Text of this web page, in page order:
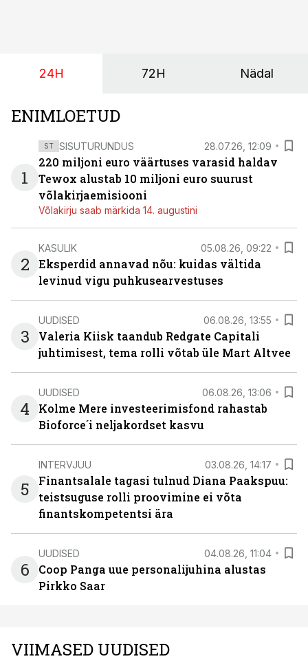
24H 72H Nädal
ENIMLOETUD
1
ST SISUTURUNDUS 28.07.26, 12:09
220 miljoni euro väärtuses varasid haldav
Tewox alustab 10 miljoni euro suurust
võlakirjaemisiooni
Võlakirju saab märkida 14. augustini
2
KASULIK 05.08.26, 09:22
Eksperdid annavad nõu: kuidas vältida
levinud vigu puhkusearvestuses
3
UUDISED 06.08.26, 13:55
Valeria Kiisk taandub Redgate Capitali
juhtimisest, tema rolli võtab üle Mart Altvee
4
UUDISED 06.08.26, 13:06
Kolme Mere investeerimisfond rahastab
Bioforce´i neljakordset kasvu
5
INTERVJUU 03.08.26, 14:17
Finantsalale tagasi tulnud Diana Paakspuu:
teistsuguse rolli proovimine ei võta
finantskompetentsi ära
6
UUDISED 04.08.26, 11:04
Coop Panga uue personalijuhina alustas
Pirkko Saar
VIIMASED UUDISED